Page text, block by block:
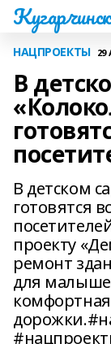
НАЦПРОЕКТЫ 29
В
В детском
готовятся
проекту
ремонт
для